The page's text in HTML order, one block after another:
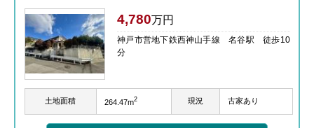
4,780万円
神戸市営地下鉄西神山手線 名谷駅 徒歩10
分
土地面積 264.47m2 現況 古家あり